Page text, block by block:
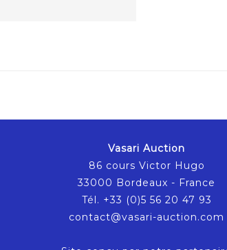
Vasari Auction
86 cours Victor Hugo
33000 Bordeaux - France
Tél. +33 (0)5 56 20 47 93
contact@vasari-auction.com